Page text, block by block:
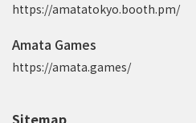
https://amatatokyo.booth.pm/
Amata Games
https://amata.games/